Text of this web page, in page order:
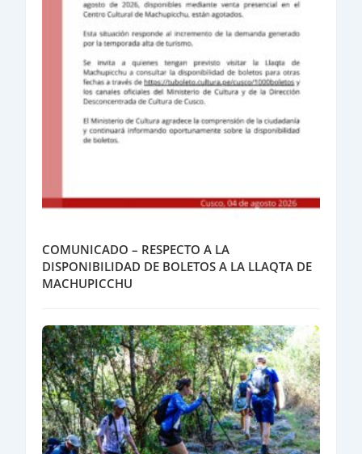
COMUNICADO – RESPECTO A LA
DISPONIBILIDAD DE BOLETOS A LA LLAQTA DE
MACHUPICCHU